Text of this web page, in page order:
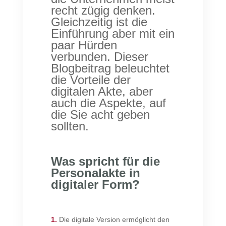
recht zügig denken.
Gleichzeitig ist die
Einführung aber mit ein
paar Hürden
verbunden. Dieser
Blogbeitrag beleuchtet
die Vorteile der
digitalen Akte, aber
auch die Aspekte, auf
die Sie acht geben
sollten.
Was spricht für die
Personalakte in
digitaler Form?
1. Die digitale Version ermöglicht den